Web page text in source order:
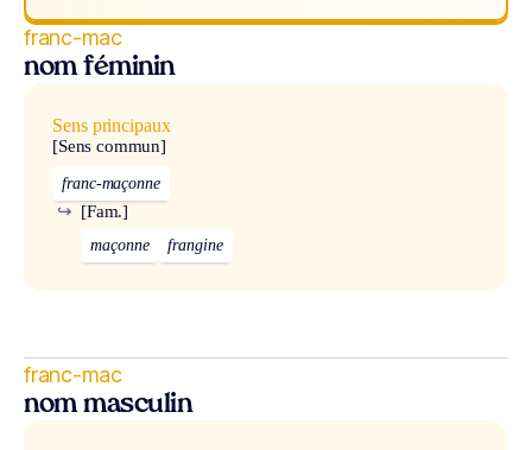
franc-mac
nom féminin
Sens principaux
[Sens commun]
franc-maçonne
[Fam.]
↪
maçonne frangine
franc-mac
nom masculin